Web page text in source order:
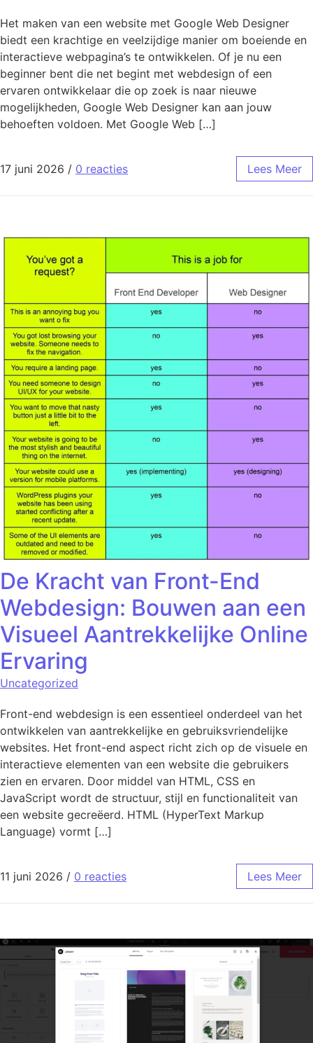
Het maken van een website met Google Web Designer
biedt een krachtige en veelzijdige manier om boeiende en
interactieve webpagina’s te ontwikkelen. Of je nu een
beginner bent die net begint met webdesign of een
ervaren ontwikkelaar die op zoek is naar nieuwe
mogelijkheden, Google Web Designer kan aan jouw
behoeften voldoen. Met Google Web […]
17 juni 2026 / 0 reacties Lees Meer
De Kracht van Front-End
Webdesign: Bouwen aan een
Visueel Aantrekkelijke Online
Ervaring
Uncategorized
Front-end webdesign is een essentieel onderdeel van het
ontwikkelen van aantrekkelijke en gebruiksvriendelijke
websites. Het front-end aspect richt zich op de visuele en
interactieve elementen van een website die gebruikers
zien en ervaren. Door middel van HTML, CSS en
JavaScript wordt de structuur, stijl en functionaliteit van
een website gecreëerd. HTML (HyperText Markup
Language) vormt […]
11 juni 2026 / 0 reacties Lees Meer